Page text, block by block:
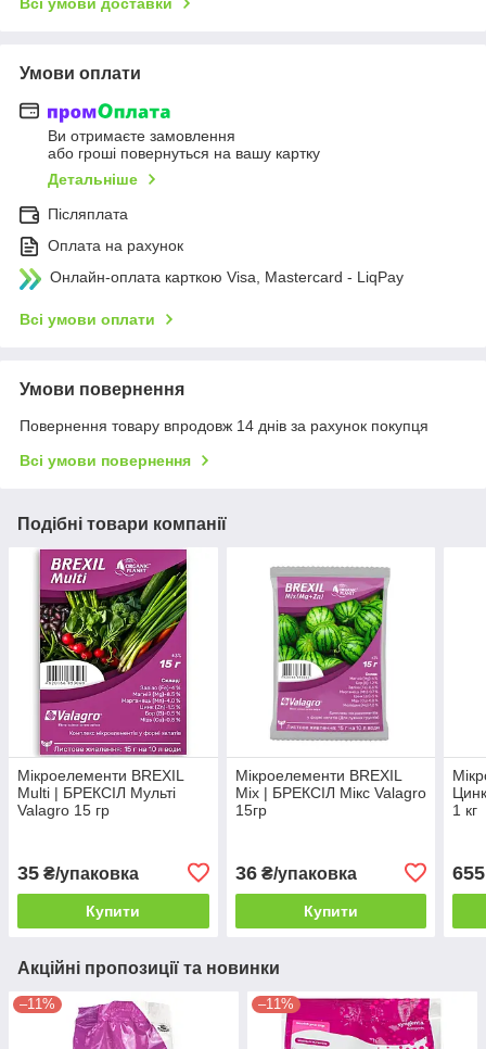
Умови оплати
Ви отримаєте замовлення
або гроші повернуться на вашу картку
Детальніше
Післяплата
Оплата на рахунок
Онлайн-оплата карткою Visa, Mastercard - LiqPay
Всі умови оплати
Умови повернення
Повернення товару впродовж 14 днів за рахунок покупця
Всі умови повернення
Подібні товари компанії
Мікроелементи BREXIL
Multi | БРЕКСІЛ Мульті
Valagro 15 гр
35 ₴/упаковка
Купити
Мікроелементи BREXIL
Mix | БРЕКСІЛ Мікс Valagro
15гр
36₴/упаковка
Купити
1 кг
655
Акційні пропозиції та новинки
–11% –11%